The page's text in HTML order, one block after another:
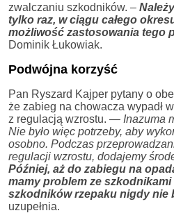
zwalczaniu szkodników. – Należy
tylko raz, w ciągu całego
możliwość zastosowania tego
Dominik Łukowiak.
Podwójna korzyść
Pan Ryszard Kajper pytany o
że zabieg na chowacza wypadł
z regulacją wzrostu. — Inazuma
Nie było więc potrzeby, aby
osobno. Podczas
regulacji wzrostu, dodajemy
Później, aż do zabiegu na
mamy problem ze szkodnikami
szkodników rzepaku nigdy nie
uzupełnia.